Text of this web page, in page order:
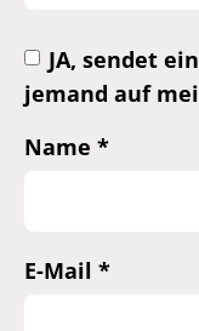
JA, sendet
jemand auf
Name *
E-Mail *